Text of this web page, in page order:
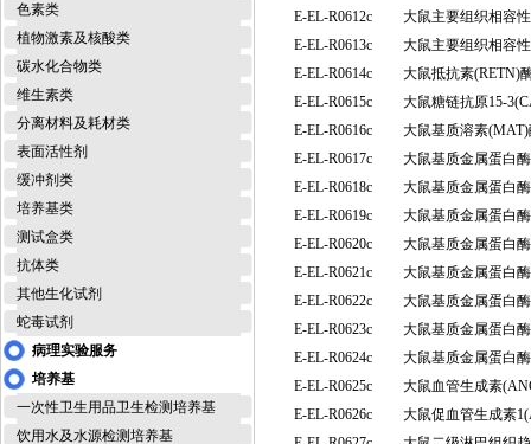
色素类
植物激素及核酸类
碳水化合物类
维生素类
分离材料及耗材类
表面活性剂
缓冲剂类
培养基类
测试盒类
抗体类
其他生化试剂
蛇毒试剂
病理实验服务
培养基
一次性卫生用品卫生检测培养基
饮用水及水源检测培养基
E-EL-R0612c
大鼠主要组织相容
E-EL-R0613c
大鼠主要组织相容
E-EL-R0614c
大鼠抵抗素(RETN)
E-EL-R0615c
大鼠糖链抗原15-
E-EL-R0616c
大鼠基质溶素
E-EL-R0617c
大鼠基质金属蛋白
E-EL-R0618c
大鼠基质金属蛋白
E-EL-R0619c
大鼠基质金属蛋白
E-EL-R0620c
大鼠基质金属蛋白
E-EL-R0621c
大鼠基质金属蛋白
E-EL-R0622c
大鼠基质金属蛋白
E-EL-R0623c
大鼠基质金属蛋白
E-EL-R0624c
大鼠基质金属蛋白
E-EL-R0625c
大鼠血管生成素
E-EL-R0626c
大鼠促血管生成素